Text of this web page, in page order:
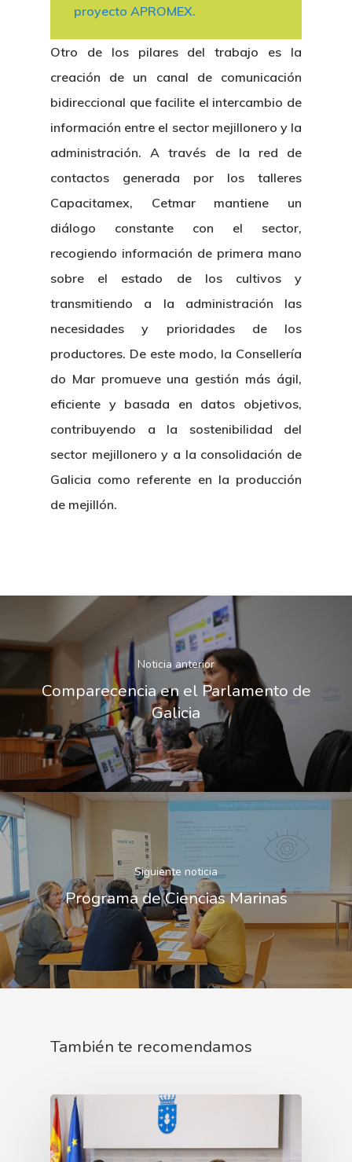
proyecto APROMEX.
Otro de los pilares del trabajo es la
creación de un canal de comunicación
bidireccional que facilite el intercambio de
información entre el sector mejillonero y la
administración. A través de la red de
contactos generada por los talleres
Capacitamex, Cetmar mantiene un
diálogo constante con el sector,
recogiendo información de primera mano
sobre el estado de los cultivos y
transmitiendo a la administración las
necesidades y prioridades de los
productores. De este modo, la Consellería
do Mar promueve una gestión más ágil,
eficiente y basada en datos objetivos,
contribuyendo a la sostenibilidad del
sector mejillonero y a la consolidación de
Galicia como referente en la producción
de mejillón.
Noticia anterior
Comparecencia en el Parlamento de
Galicia
Siguiente noticia
Programa de Ciencias Marinas
También te recomendamos
Nosotros
Organización
Directorio De Personal
Patronato
Identidad Corporativa
Manual De Identidad
Corporativa
Contacto
Novedades
Actualidad
Proyectos
Publicaciones
Memoria
Centro De
Boletín De Noticias
Contratación
Empleo
Licitaciones
Gobierno
Plan De Igualdad